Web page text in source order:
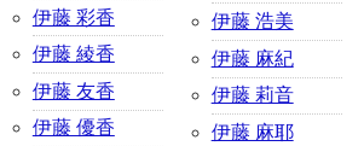
伊藤 彩香
伊藤 綾香
伊藤 友香
伊藤 優香
伊藤 浩美
伊藤 麻紀
伊藤 莉音
伊藤 麻耶